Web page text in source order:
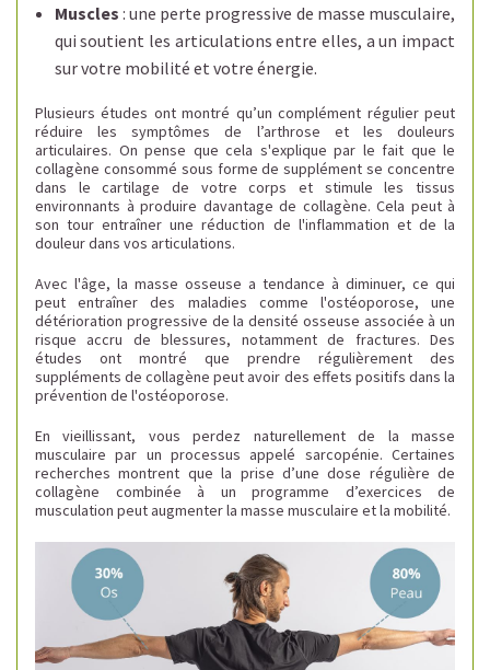
Muscles : une perte progressive de masse musculaire,
qui soutient les articulations entre elles, a un impact
sur votre mobilité et votre énergie.
Plusieurs études ont montré qu’un complément régulier peut
réduire les symptômes de l’arthrose et les douleurs
articulaires. On pense que cela s'explique par le fait que le
collagène consommé sous forme de supplément se concentre
dans le cartilage de votre corps et stimule les tissus
environnants à produire davantage de collagène. Cela peut à
son tour entraîner une réduction de l'inflammation et de la
douleur dans vos articulations.
Avec l'âge, la masse osseuse a tendance à diminuer, ce qui
peut entraîner des maladies comme l'ostéoporose, une
détérioration progressive de la densité osseuse associée à un
risque accru de blessures, notamment de fractures. Des
études ont montré que prendre régulièrement des
suppléments de collagène peut avoir des effets positifs dans la
prévention de l'ostéoporose.
En vieillissant, vous perdez naturellement de la masse
musculaire par un processus appelé sarcopénie. Certaines
recherches montrent que la prise d’une dose régulière de
collagène combinée à un programme d’exercices de
musculation peut augmenter la masse musculaire et la mobilité.